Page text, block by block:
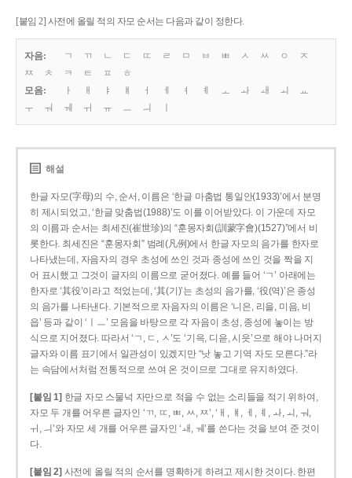
[붙임 2] 사전에 올릴 적의 자모 순서는 다음과 같이 정한다.
자음: ㄱ ㄲ ㄴ ㄷ ㄸ ㄹ ㅁ ㅂ ㅃ ㅅ ㅆ ㅇ
ㅈ
ㅉ
ㅊ ㅋ ㅌ ㅍ
ㅎ
모음:
ㅏ ㅐ ㅑ ㅒ ㅓ ㅔ ㅕ ㅖ ㅗ ㅘ ㅙ ㅚ
ㅛ
ㅜ
ㅝ ㅞ ㅟ ㅠ ㅡ ㅢ
해설
한글 자모(字母)의 수, 순서, 이름은 ‘한글 마춤법 통일안(1933)’에서 분명
히 제시되었고, ‘한글 맞춤법(1988)’도 이를 이어받았다. 이 가운데 자모
의 이름과 순서는 최세진(崔世珍)의 “훈몽자회(訓蒙字會)(1527)”에서 비
롯한다. 최세진은 “훈몽자회” 범례(凡例)에서 한글 자모의 음가를 한자로
나타냈는데, 자음자의 경우 초성에 쓰인 것과 종성에 쓰인 것을 짝을 지
어 표시했고 그것이 글자의 이름으로 굳어졌다. 예를 들어 ‘ㄱ’ 아래에는
한자로 ‘其役’이라고 적었는데, ‘其(기)’는 초성의 음가를, ‘役(역)’은 종성
의 음가를 나타낸다. 기본적으로 자음자의 이름은 ‘니은, 리을, 미음, 비
읍’ 등과 같이 ‘ㅣㅡ’ 모음을 바탕으로 각 자음이 초성, 종성에 놓이는 방
식으로 지어졌다. 따라서 ‘ㄱ, ㄷ, ㅅ’도 ‘기윽, 디읃, 시읏’으로 해야 나머지
글자와 이름 표기에서 일관성이 있겠지만 “낫 놓고 기역 자도 모른다.”라
는 속담에서처럼 전통적으로 쓰여 온 것이므로 그대로 유지하였다.
[붙임 1] 한글 자모 스물넉 자만으로 적을 수 없는 소리들을 적기 위하여,
자모 두 개를 어우른 글자인 ‘ㄲ, ㄸ, ㅃ, ㅆ, ㅉ’, ‘ㅐ, ㅒ, ㅔ, ㅖ, ㅘ, ㅚ, ㅝ,
ㅟ, ㅢ’와 자모 세 개를 어우른 글자인 ‘ㅙ, ㅞ’를 쓴다는 것을 보여 준 것이
다.
[붙임 2] 사전에 올릴 적의 순서를 명확하게 하려고 제시한 것이다. 한편